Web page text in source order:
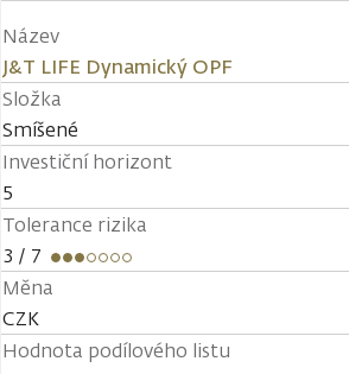
Název
J&T LIFE Dynamický OPF
Složka
Smíšené
Investiční horizont
5
Tolerance rizika
3 / 7
Měna
CZK
Hodnota podílového listu